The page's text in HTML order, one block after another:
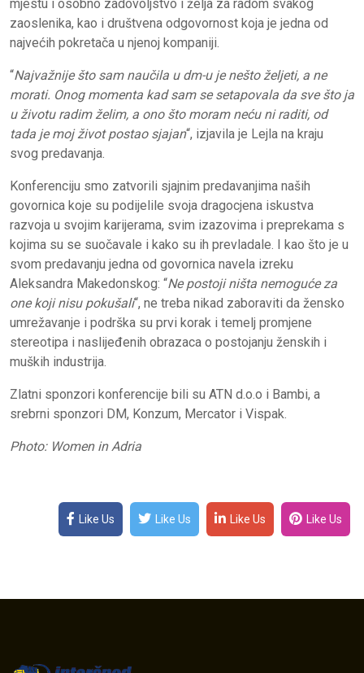
mjestu i osobno zadovoljstvo i želja za radom svakog
zaoslenika, kao i društvena odgovornost koja je jedna od
najvećih pokretača u njenoj kompaniji.
“Najvažnije što sam naučila u dm-u je nešto željeti, a ne
morati. Onog momenta kad sam se setapovala da sve što ja
u životu radim želim, a ono što moram neću ni raditi, od
tada je moj život postao sjajan“, izjavila je Lejla na kraju
svog predavanja.
Konferenciju smo zatvorili sjajnim predavanjima naših
govornica koje su podijelile svoja dragocjena iskustva
razvoja u svojim karijerama, svim izazovima i preprekama s
kojima su se suočavale i kako su ih prevladale. I kao što je u
svom predavanju jedna od govornica navela izreku
Aleksandra Makedonskog: “Ne postoji ništa nemoguće za
one koji nisu pokušali“, ne treba nikad zaboraviti da žensko
umrežavanje i podrška su prvi korak i temelj promjene
stereotipa i naslijeđenih obrazaca o postojanju ženskih i
muških industrija.
Zlatni sponzori konferencije bili su ATN d.o.o i Bambi, a
srebrni sponzori DM, Konzum, Mercator i Vispak.
Photo: Women in Adria
Like Us Like Us Like Us Like Us